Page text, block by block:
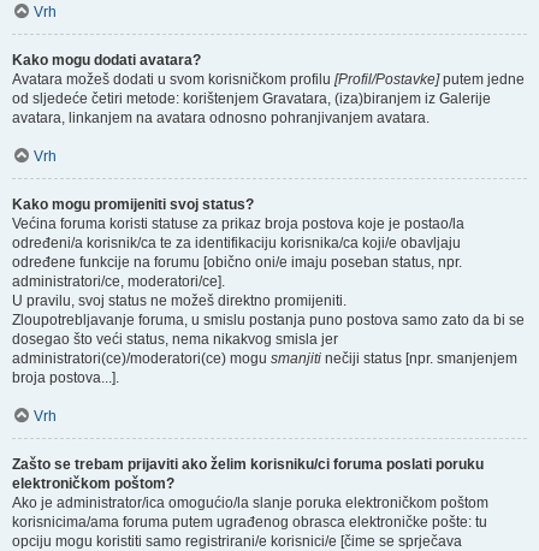
Vrh
Kako mogu dodati avatara?
Avatara možeš dodati u svom korisničkom profilu [Profil/Postavke]putem jedne
od sljedeće četiri metode: korištenjem Gravatara, (iza)biranjem iz Galerije
avatara, linkanjem na avatara odnosno pohranjivanjem avatara.
Vrh
Kako mogu promijeniti svoj status?
Većina foruma koristi statuse za prikaz broja postova koje je postao/la
određeni/a korisnik/ca te za identifikaciju korisnika/ca koji/e obavljaju
određene funkcije na forumu [obično oni/e imaju poseban status, npr.
administratori/ce, moderatori/ce].
U pravilu, svoj status ne možeš direktno promijeniti.
Zloupotrebljavanje foruma, u smislu postanja puno postova samo zato da bi se
dosegao što veći status, nema nikakvog smisla jer
administratori(ce)/moderatori(ce) mogu smanjiti nečiji status [npr. smanjenjem
broja postova...].
Vrh
Zašto se trebam prijaviti ako želim korisniku/ci foruma poslati poruku
elektroničkom poštom?
Ako je administrator/ica omogućio/la slanje poruka elektroničkom poštom
korisnicima/ama foruma putem ugrađenog obrasca elektroničke pošte: tu
opciju mogu koristiti samo registrirani/e korisnici/e [čime se sprječava